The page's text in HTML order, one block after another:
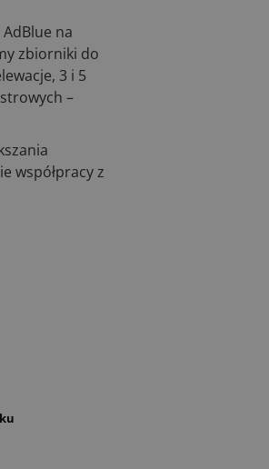
na
zbiorniki do
3 i 5
–
współpracy z